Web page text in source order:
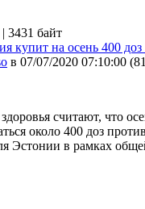
| 3431 байт
купит на осень 400
в 07/07/2020 07:10:00 (
считают, что
около 400 доз
Эстонии в рамках